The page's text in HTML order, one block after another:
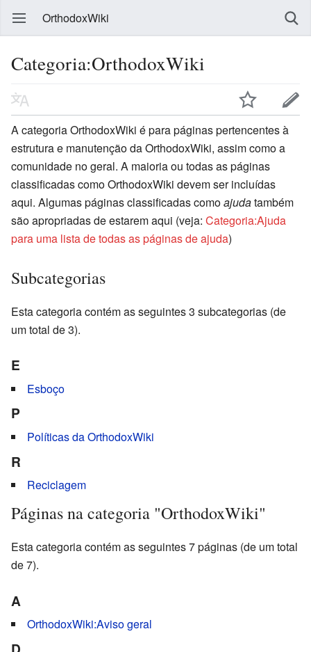
OrthodoxWiki
Categoria:OrthodoxWiki
A categoria OrthodoxWiki é para páginas pertencentes à
estrutura e manutenção da OrthodoxWiki, assim como a
comunidade no geral. A maioria ou todas as páginas
classificadas como OrthodoxWiki devem ser incluídas
aqui. Algumas páginas classificadas comoajudatambém
são apropriadas de estarem aqui (veja: Categoria:Ajuda
para uma lista de todas as páginas de ajuda)
Subcategorias
Esta categoria contém as seguintes 3 subcategorias (de
um total de 3).
E
Esboço
P
Políticas da OrthodoxWiki
R
Reciclagem
Páginas na categoria "OrthodoxWiki"
Esta categoria contém as seguintes 7 páginas (de um total
de 7).
A
OrthodoxWiki:Aviso geral